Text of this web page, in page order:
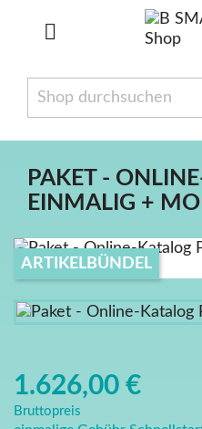

PAKET -
EINMALIG +
ARTIKELBÜNDEL
1.626,00 €
Bruttopreis